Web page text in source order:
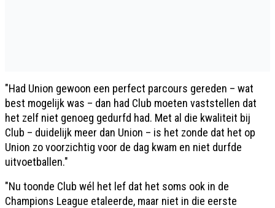
"Had Union gewoon een perfect parcours gereden – wat
best mogelijk was – dan had Club moeten vaststellen dat
het zelf niet genoeg gedurfd had. Met al die kwaliteit bij
Club – duidelijk meer dan Union – is het zonde dat het op
Union zo voorzichtig voor de dag kwam en niet durfde
uitvoetballen."
"Nu toonde Club wél het lef dat het soms ook in de
Champions League etaleerde, maar niet in die eerste